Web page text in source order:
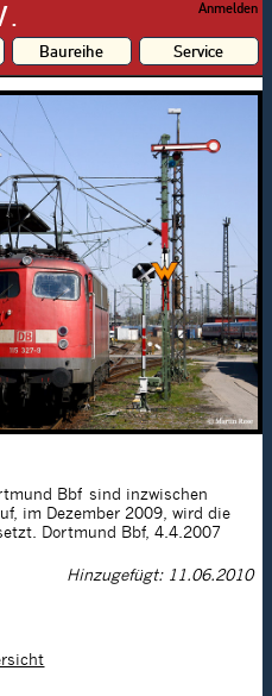
Anmelden
Baureihe Service
Bbf sind inzwischen
im Dezember 2009, wird die
Dortmund Bbf, 4.4.2007
Hinzugefügt: 11.06.2010